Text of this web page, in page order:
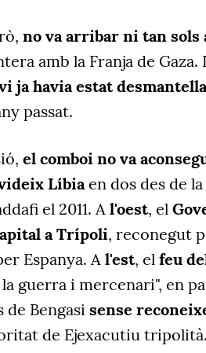
no va arribar ni tan sols
amb la Franja de Gaza.
ja havia estat
passat.
el comboi no va
Líbiaen dos des de
el 2011. A l'oest, el
a Trípoli, reconegut
Espanya. A l'est, el feu
guerra i mercenari", en
de Bengasi sense
de Ejexacutiu